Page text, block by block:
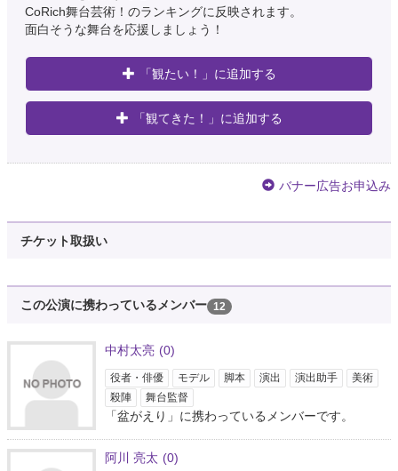
CoRich舞台芸術！のランキングに反映されます。
面白そうな舞台を応援しましょう！
「観たい！」に追加する
「観てきた！」に追加する
バナー広告お申込み
チケット取扱い
この公演に携わっているメンバー 12
中村太亮 (0)
役者・俳優 モデル 脚本 演出 演出助手
美術
殺陣
舞台監督
「盆がえり」に携わっているメンバーです。
阿川 亮太 (0)